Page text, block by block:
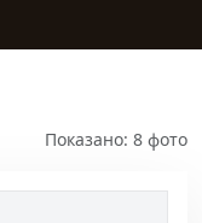
Показано: 8 фото